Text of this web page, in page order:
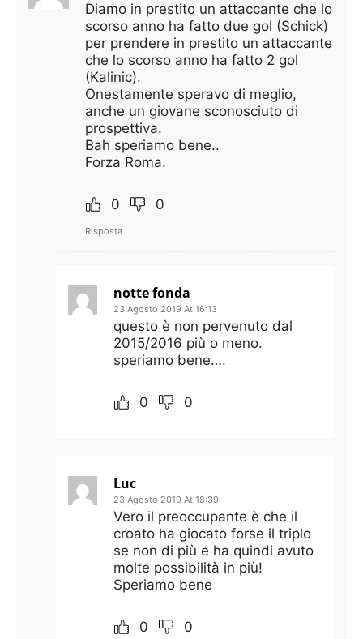
Diamo in prestito un attaccante che lo
scorso anno ha fatto due gol (Schick)
per prendere in prestito un attaccante
che lo scorso anno ha fatto 2 gol
(Kalinic).
Onestamente speravo di meglio,
anche un giovane sconosciuto di
prospettiva.
Bah speriamo bene..
Forza Roma.
0 0
Risposta
notte fonda
23 Agosto 2019 At 16:13
questo è non pervenuto dal
2015/2016 più o meno.
speriamo bene….
0 0
Luc
23 Agosto 2019 At 18:39
Vero il preoccupante è che il
croato ha giocato forse il triplo
se non di più e ha quindi avuto
molte possibilità in più!
Speriamo bene
0 0